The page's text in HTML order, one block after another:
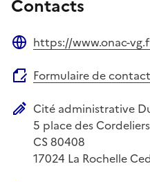
Contacts
https://www.onac-
Formulaire de contact
Adresse postale
Cité administrative
5 place des Cordeliers
CS 80408
17024 La Rochelle